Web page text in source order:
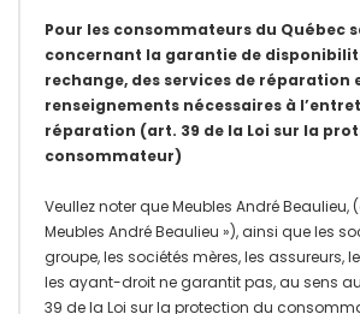
Pour les consommateurs du Québec
concernant la garantie de
rechange, des services de réparation
renseignements nécessaires à
réparation (art. 39 de la Loi sur la
consommateur)
Veullez noter que Meubles André Beaulieu,
Meubles André Beaulieu »), ainsi que les
groupe, les sociétés mères, les assureurs,
les ayant-droit ne garantit pas, au sens
39 de la Loi sur la protection du